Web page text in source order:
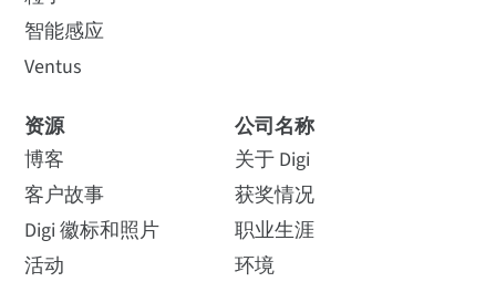
智能感应
Ventus
资源
博客
客户故事
Digi 徽标和照片
活动
公司名称
关于 Digi
获奖情况
职业生涯
环境